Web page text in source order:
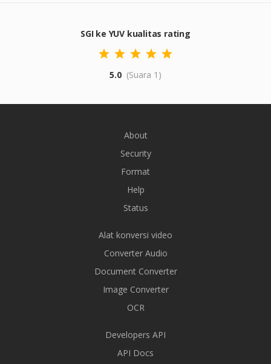
SGI ke YUV kualitas rating
5.0 (Suara 1)
About
Security
Format
Help
Status
Alat konversi video
Converter Audio
Document Converter
Image Converter
OCR
Developers API
API Docs